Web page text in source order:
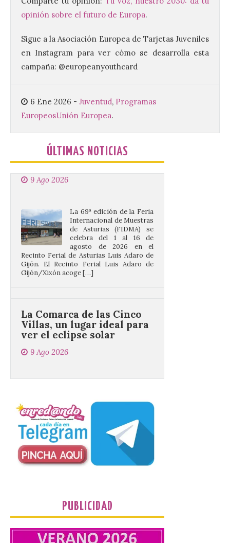
opinión sobre el futuro de Europa.
Sigue a la Asociación Europea de Tarjetas Juveniles
en Instagram para ver cómo se desarrolla esta
campaña: @europeanyouthcard
6 Ene 2026 - Juventud, Programas
EuropeosUnión Europea.
ÚLTIMAS NOTICIAS
de Media Distancia
especialmente en Galicia,
Asturias, Santander y País
de Castilla y León. En los principales
núcleos urbanos también se reforzarán
los servicios de Cercanías con mayor
afluencia de pasajeros. La Dirección […]
La Feria Internacional de
Muestras de Asturias
día de León y Astorga
9 Ago 2026
celebra del 1 al 16 de
agosto de 2026 en el
Recinto Ferial de Asturias Luis Adaro de
Gijón. El Recinto Ferial Luis Adaro de
Gijón/Xixón acoge […]
ver el eclipse solar
9 Ago 2026
pero hay que recordar que la observación
debe hacerse siguiendo las pautas de
seguridad recomendadas. La Comarca de
Cinco Villas […]
La vigésima fotografía de
en el Principat d’Andorra
9 Ago 2026
PUBLICIDAD